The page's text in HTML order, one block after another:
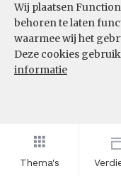
Thema's
Wij plaatsen
behoren te laten
waarmee wij het
Deze cookies
informatie
VERWACHTE
EN